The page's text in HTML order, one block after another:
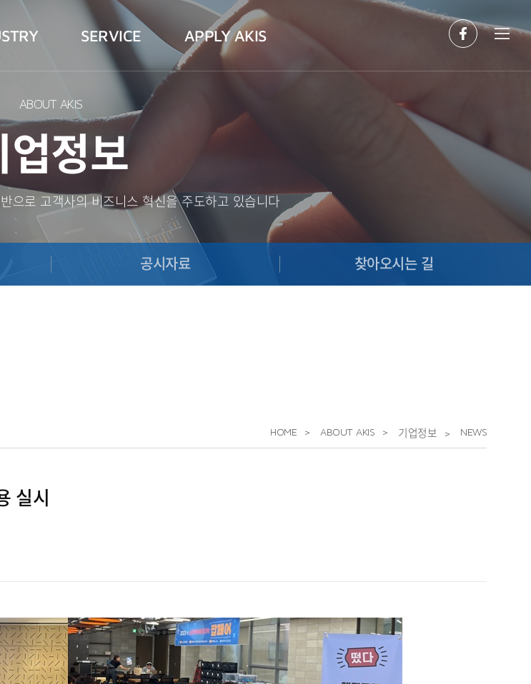
SERVICE APPLY AKIS
ABOUT AKIS
업정보
으로 고객사의 비즈니스 혁신을 주도하고 있습니다
공시자료 찾아오시는 길
HOME ABOUT AKIS 기업정보 NEWS
실시